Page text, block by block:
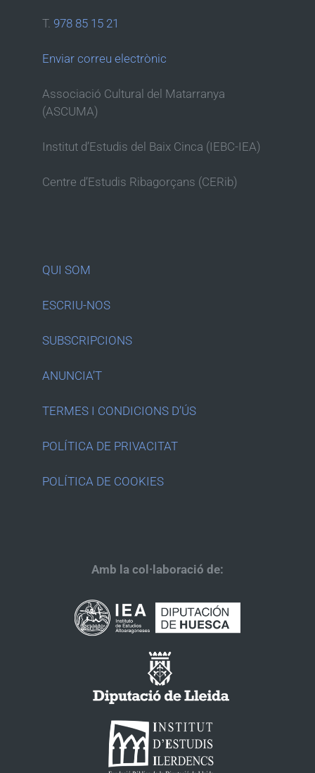
T. 978 85 15 21
Enviar correu electrònic
Associació Cultural del Matarranya
(ASCUMA)
Institut d’Estudis del Baix Cinca (IEBC-IEA)
Centre d’Estudis Ribagorçans (CERib)
QUI SOM
ESCRIU-NOS
SUBSCRIPCIONS
ANUNCIA’T
TERMES I CONDICIONS D’ÚS
POLÍTICA DE PRIVACITAT
POLÍTICA DE COOKIES
Amb la col·laboració de: